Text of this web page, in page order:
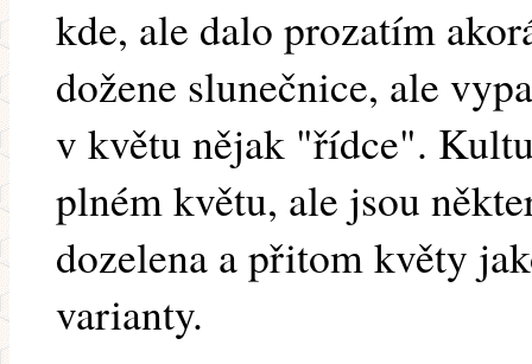
kde, ale dalo prozatím
dožene slunečnice, ale
v květu nějak "řídce".
plném květu, ale jsou
dozelena a přitom květy
varianty.